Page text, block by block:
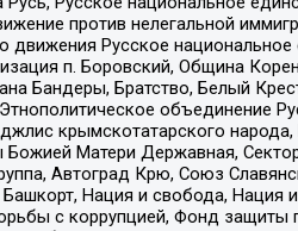
против нелегальной
Русское национальное
п. Боровский, Община
Бандеры, Братство, Белый
объединение
крымскотатарского
Матери Державная,
Автоград Крю, Союз
Нация и свобода, Нация
с коррупцией, Фонд защиты